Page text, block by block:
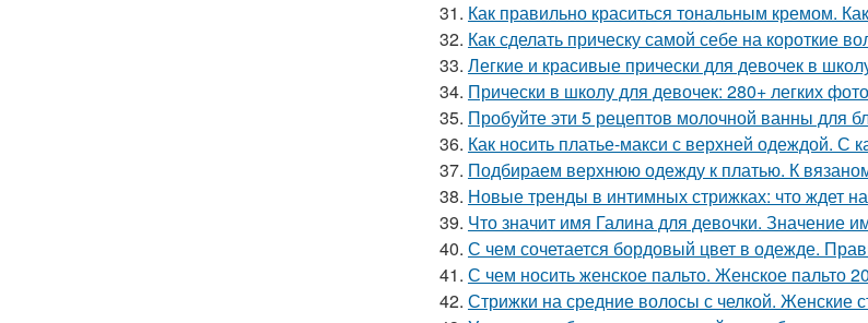
31. Как правильно краситься тональным кремом.
32. Как сделать прическу самой себе на короткие
33. Легкие и красивые прически для девочек в
34. Прически в школу для девочек: 280+ легких
35. Пробуйте эти 5 рецептов молочной ванны для
36. Как носить платье-макси с верхней одеждой. С
37. Подбираем верхнюю одежду к платью. К
38. Новые тренды в интимных стрижках: что ждет
39. Что значит имя Галина для девочки. Значение
40. С чем сочетается бордовый цвет в одежде.
41. С чем носить женское пальто. Женское пальто
42. Стрижки на средние волосы с челкой. Женские